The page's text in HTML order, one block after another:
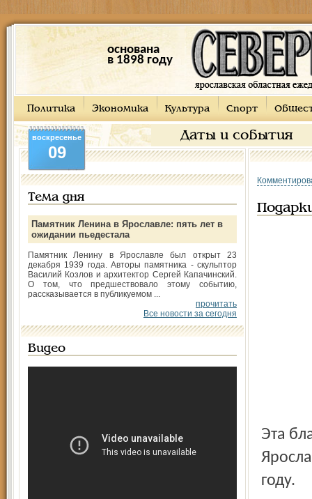
основана
в 1898 году
Политика Экономика Культура Спорт
Даты и события
воскресенье
09
Тема дня
Памятник Ленина в Ярославле: пять лет в
ожидании пьедестала
Памятник Ленину в Ярославле был открыт 23
декабря 1939 года. Авторы памятника - скульптор
Василий Козлов и архитектор Сергей Капачинский.
О том, что предшествовало этому событию,
рассказывается в публикуемом ...
прочитать
Все новости за сегодня
Видео
Эта благотворительная программа была принята
году.